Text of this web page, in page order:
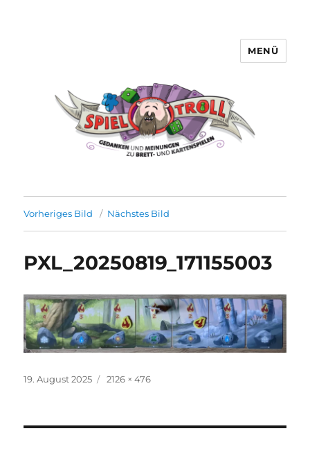
MENÜ
Vorheriges Bild Nächstes Bild
PXL_20250819_171155003
Veröffentlicht
19. August 2025 Originalgröße
2126 × 476